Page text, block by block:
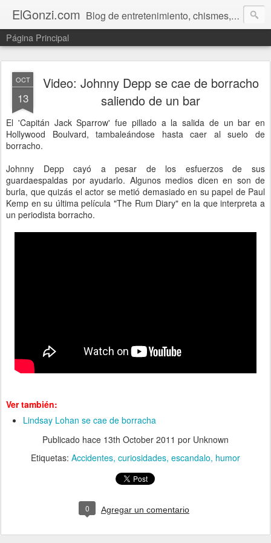
ElGonzi.com Blog de entretenimiento, chismes, humor, farándula, curiosidades, ovnis, noticias calientes, fotos, videos, paranormal y ¡más!
Página Principal
OCT
13
Video: Johnny Depp se cae de borracho
saliendo de un bar
El 'Capitán Jack Sparrow' fue pillado a la salida de un bar en
Hollywood Boulvard, tambaleándose hasta caer al suelo de
borracho.
Johnny Depp cayó a pesar de los esfuerzos de sus
guardaespaldas por ayudarlo. Algunos medios dicen en son de
burla, que quizás el actor se metió demasiado en su papel de Paul
Kemp en su última película "The Rum Diary" en la que interpreta a
un periodista borracho.
Ver también:
Lindsay Lohan se cae de borracha
Publicado hace 13th October 2011 por Unknown
Etiquetas: Accidentes curiosidades escandalo humor
0 Agregar un comentario